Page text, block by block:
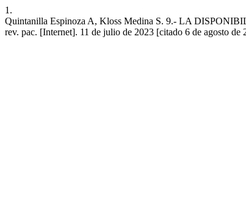
1.
Quintanilla Espinoza A, Kloss Medina S. 9.- LA
rev. pac. [Internet]. 11 de julio de 2023 [citado 6 de agosto